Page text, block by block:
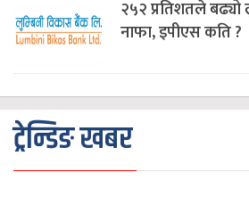
२५२ प्रतिशतले
नाफा, इपीएस कति ?
ट्रेन्डिङ खबर